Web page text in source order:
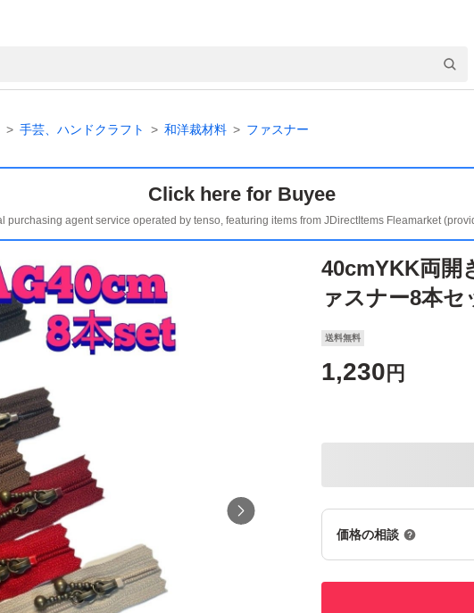
手芸、ハンドクラフト 和洋裁材料 ファスナー
Click here for Buyee
purchasing agent service operated by tenso, featuring items from JDirectItems Fleamarket
40cmYKK両開
ァスナー8本セ
送料無料
1,230 円
価格の相談